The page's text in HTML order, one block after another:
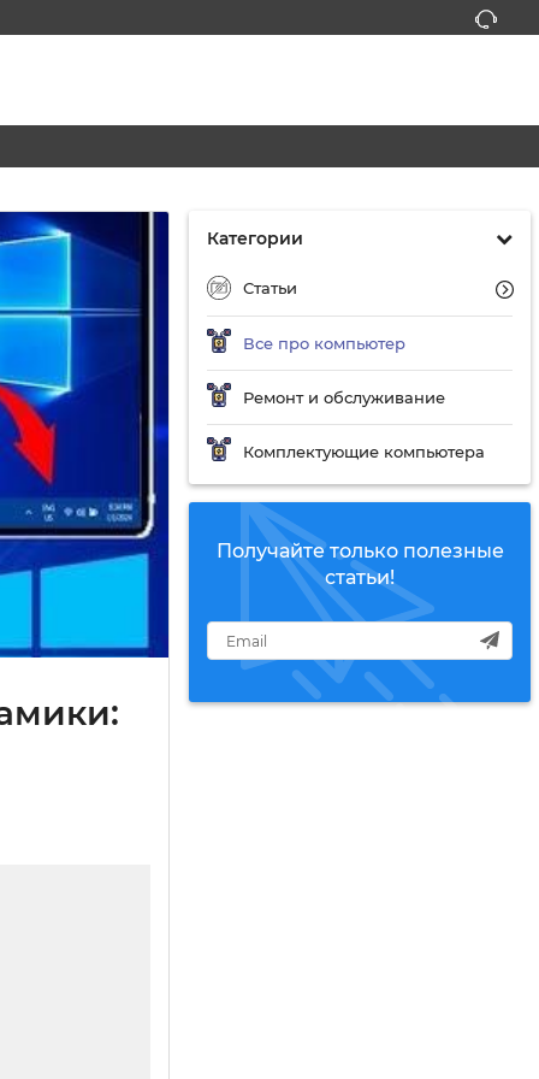
Категории
Статьи
Все про компьютер
Ремонт и обслуживание
Комплектующие компьютера
Получайте только полезные
статьи!